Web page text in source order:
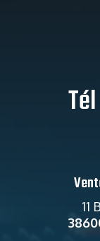
11